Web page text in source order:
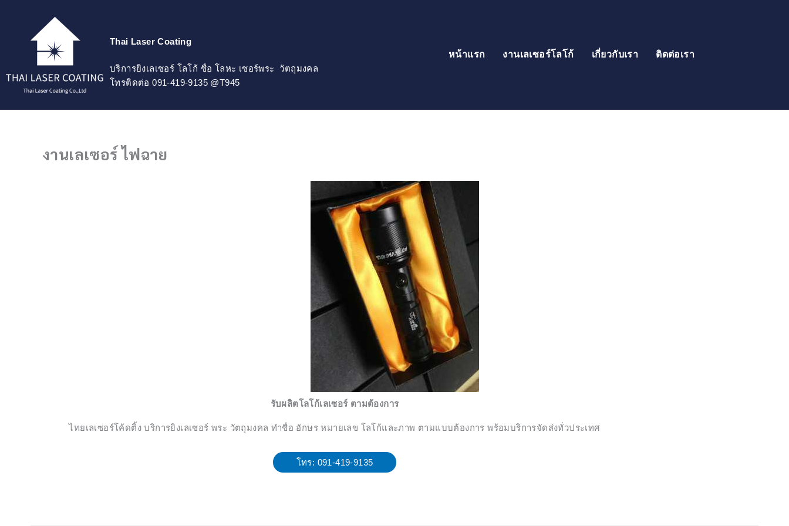
Thai Laser Coating
บริการยิงเลเซอร์ โลโก้ ชื่อ โลหะ เซอร์พระ วัตถุมงคล
โทรติดต่อ 091-419-9135 @T945
หน้าแรก งานเลเซอร์โลโก้ เกี่ยวกับเรา ติดต่อเรา
งานเลเซอร์ ไฟฉาย
รับผลิตโลโก้เลเซอร์ ตามต้องการ
ไทยเลเซอร์โค้ดติ้ง บริการยิงเลเซอร์ พระ วัตถุมงคล ทำชื่อ อักษร หมายเลข โลโก้และภาพ ตามแบบต้องการ พร้อมบริการจัดส่งทั่วประเทศ
โทร: 091-419-9135